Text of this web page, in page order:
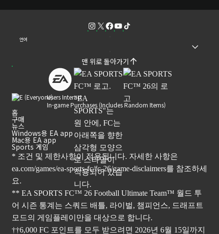
언어
맨 위로 돌아가기
Users Interact
In-game Purchases (Includes Random Items)
홈
구매
뉴스
Windows용 EA app
Mac용 EA app
Sports 게임
* 조건 및 제한사항이 적용됩니다. 자세한 사항은
ea.com/games/ea-sports-fc/fc-26/game-disclaimers를 참조하세
요.
** EA SPORTS FC™ 26 Football Ultimate Team™ 월드 투
어 시즌 통계는 스쿼드 배틀, 라이벌, 챔피언스, 드래프트
모드의 게임플레이만을 대상으로 합니다.
††6,000 FC 포인트를 모두 받으려면 2026년 6월 15일까지